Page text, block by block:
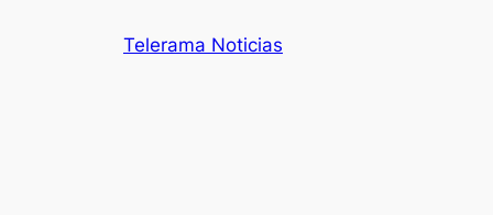
Telerama Noticias